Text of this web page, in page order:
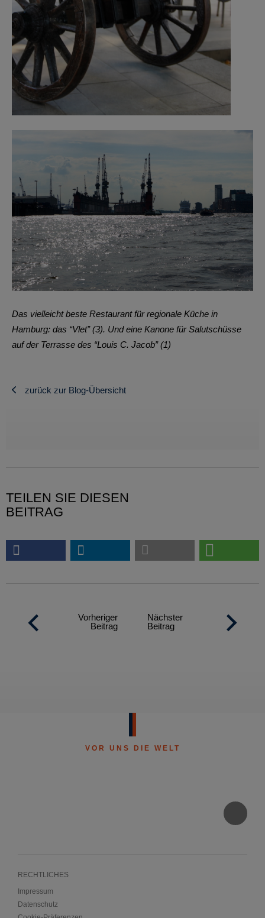
Das vielleicht beste Restaurant für regionale Küche in
Hamburg: das “Vlet” (3). Und eine Kanone für Salutschüsse
auf der Terrasse des “Louis C. Jacob” (1)
zurück zur Blog-Übersicht
TEILEN SIE DIESEN
BEITRAG
Vorheriger
Beitrag
Nächster
Beitrag
VOR UNS DIE WELT
RECHTLICHES
Impressum
Datenschutz